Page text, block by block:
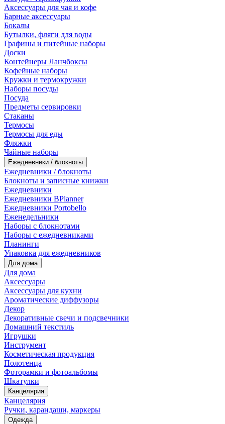
Аксессуары для чая и кофе
Барные аксессуары
Бокалы
Бутылки, фляги для воды
Графины и питейные наборы
Доски
Контейнеры Ланчбоксы
Кофейные наборы
Кружки и термокружки
Наборы посуды
Посуда
Предметы сервировки
Стаканы
Термосы
Термосы для еды
Фляжки
Чайные наборы
Ежедневники / блокноты
Ежедневники / блокноты
Блокноты и записные книжки
Ежедневники
Ежедневники BPlanner
Ежедневники Portobello
Еженедельники
Наборы с блокнотами
Наборы с ежедневниками
Планинги
Упаковка для ежедневников
Для дома
Для дома
Аксессуары
Аксессуары для кухни
Ароматические диффузоры
Декор
Декоративные свечи и подсвечники
Домашний текстиль
Игрушки
Инструмент
Косметическая продукция
Полотенца
Фоторамки и фотоальбомы
Шкатулки
Канцелярия
Канцелярия
Ручки, карандаши, маркеры
Одежда